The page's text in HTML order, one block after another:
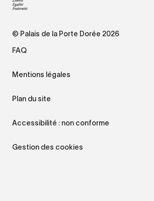
© Palais de la Porte Dorée 2026
FAQ
Mentions légales
Plan du site
Accessibilité : non conforme
Gestion des cookies